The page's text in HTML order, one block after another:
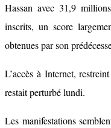
Hassan avec 31,9
inscrits, un score
obtenues par son
L’accès à Internet,
restait perturbé lundi.
Les manifestations